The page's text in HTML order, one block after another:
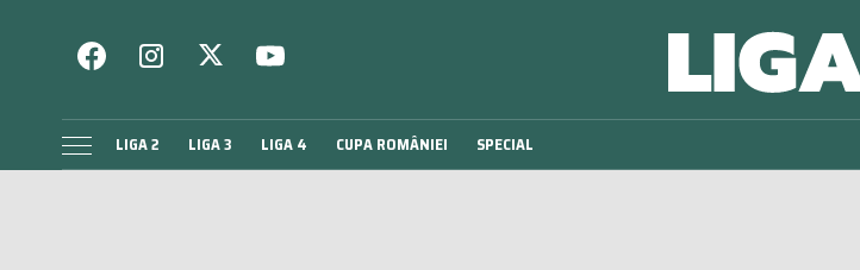
LIGA 2 LIGA 3 LIGA 4 CUPA ROMÂNIEI SPECIAL